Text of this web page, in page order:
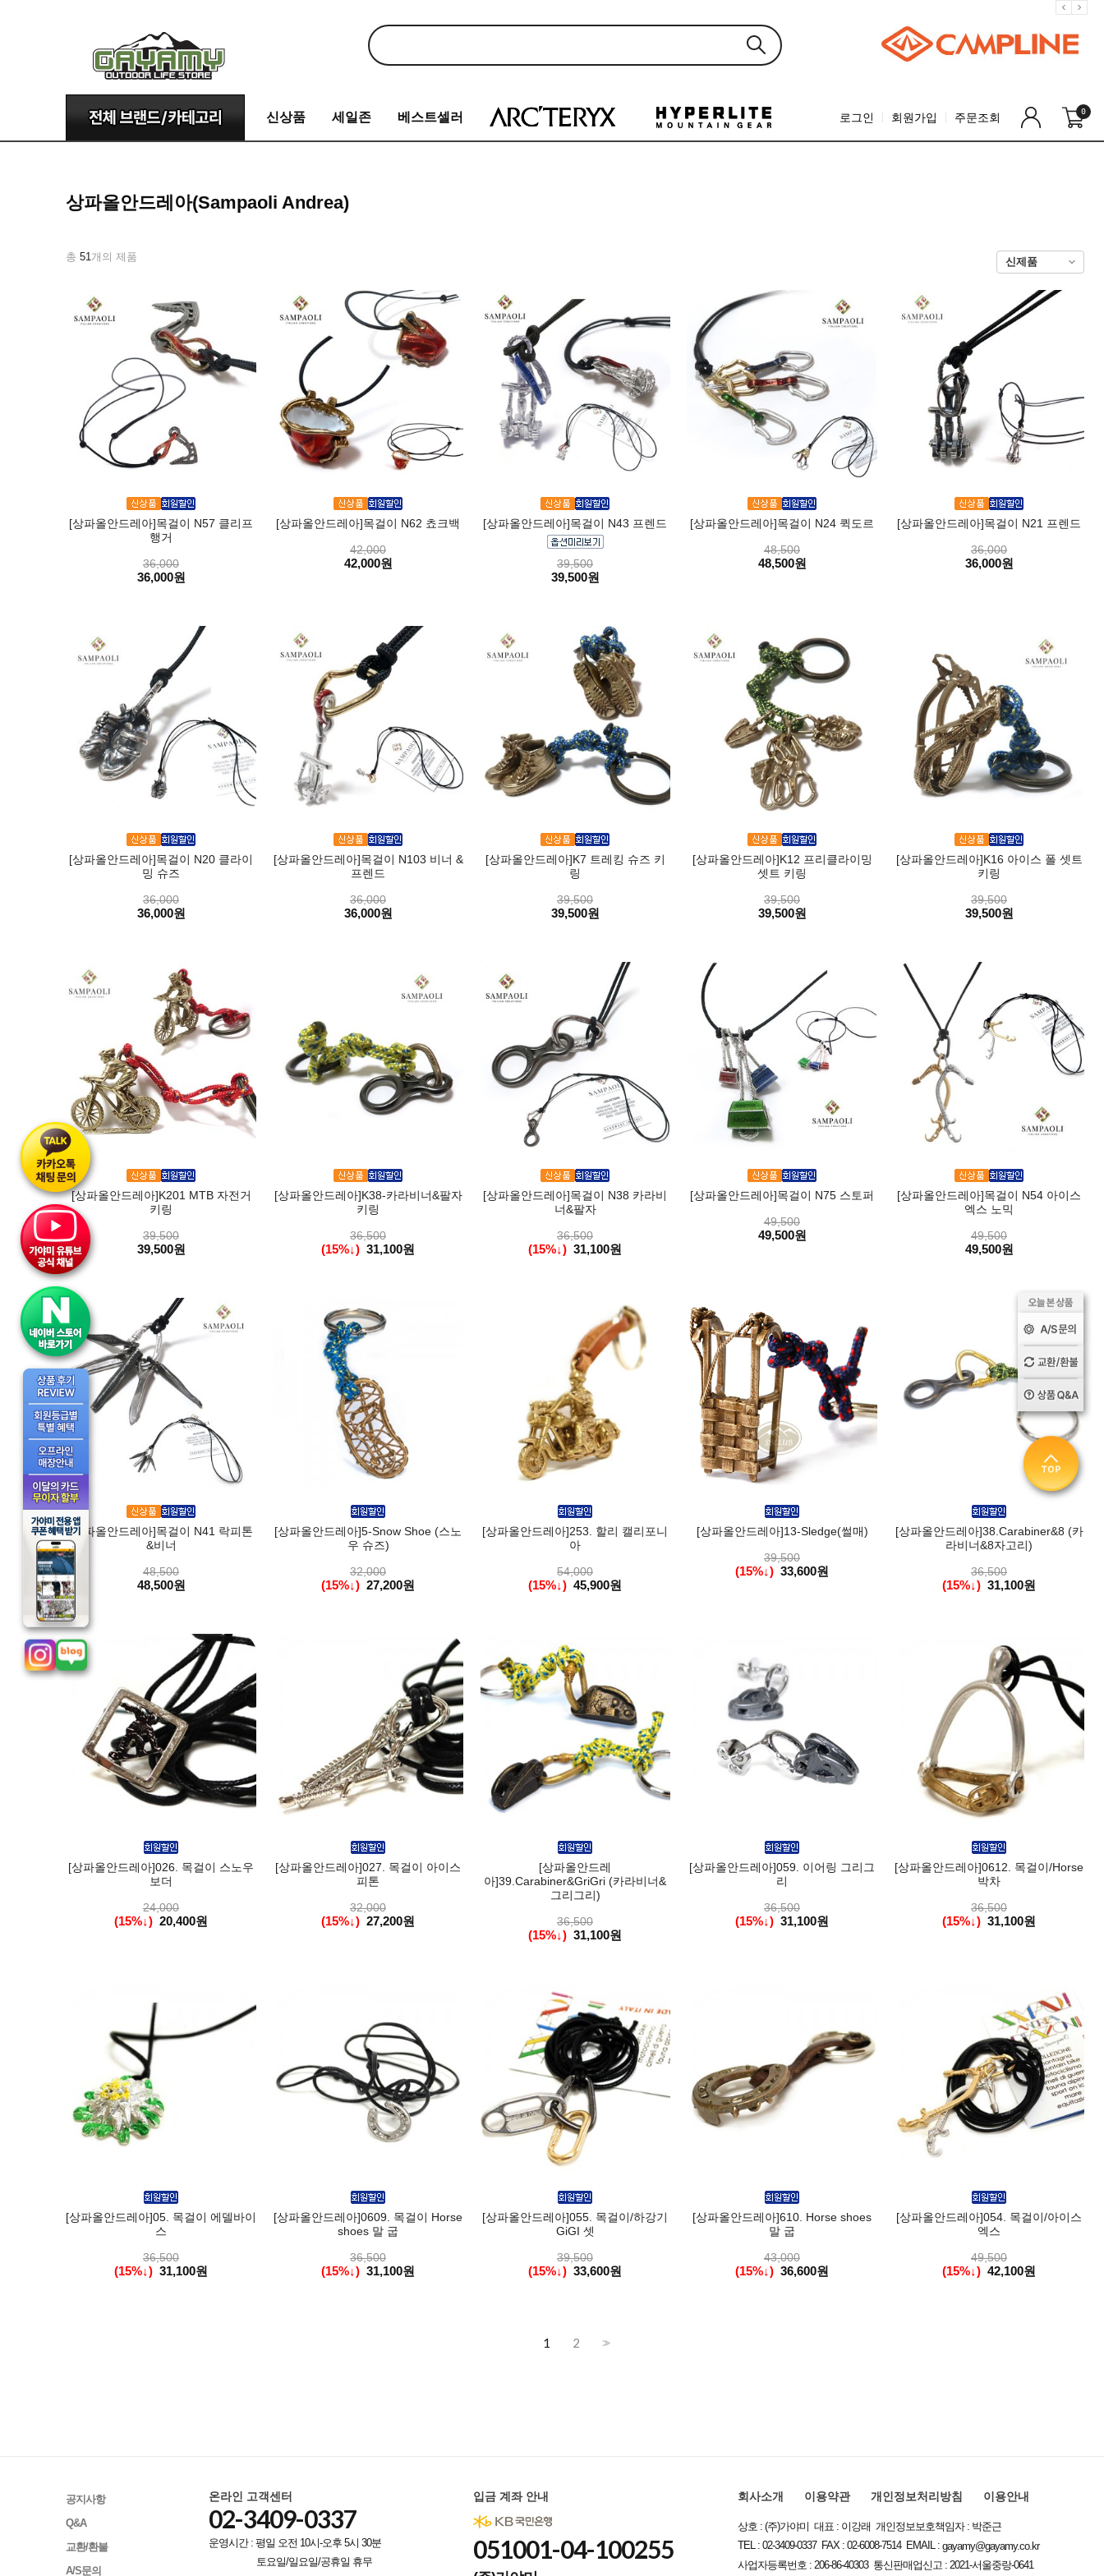
신상품 세일존 베스트셀러 로그인 회원가입 주문조회 0
상파올안드레아(Sampaoli Andrea)
총 51개의 제품
[상파올안드레아]목걸이 N57 클리프
행거
36,000
36,000원
[상파올안드레아]목걸이 N62 쵸크백
42,000
42,000원
[상파올안드레아]목걸이 N43 프렌드
39,500
39,500원
[상파올안드레아]목걸이 N24 퀵도르
48,500
48,500원
[상파올안드레아]목걸이 N21 프렌드
36,000
36,000원
[상파올안드레아]목걸이 N20 클라이
밍 슈즈
36,000
36,000원
[상파올안드레아]목걸이 N103 비너 &
프렌드
36,000
36,000원
[상파올안드레아]K7 트레킹 슈즈 키
링
39,500
39,500원
[상파올안드레아]K12 프리클라이밍
셋트 키링
39,500
39,500원
[상파올안드레아]K16 아이스 폴 셋트
키링
39,500
39,500원
[상파올안드레아]K201 MTB 자전거
키링
39,500
39,500원
[상파올안드레아]K38-카라비너&팔자
키링
36,500
(15%↓) 31,100원
[상파올안드레아]목걸이 N38 카라비
너&팔자
36,500
(15%↓) 31,100원
[상파올안드레아]목걸이 N75 스토퍼
49,500
49,500원
[상파올안드레아]목걸이 N54 아이스
엑스 노믹
49,500
49,500원
[상파올안드레아]목걸이 N41 락피톤
&비너
48,500
48,500원
[상파올안드레아]5-Snow Shoe (스노
우 슈즈)
32,000
(15%↓) 27,200원
[상파올안드레아]253. 할리 캘리포니
아
54,000
(15%↓) 45,900원
[상파올안드레아]13-Sledge(썰매)
39,500
(15%↓) 33,600원
[상파올안드레아]38.Carabiner&8 (카
라비너&8자고리)
36,500
(15%↓) 31,100원
[상파올안드레아]026. 목걸이 스노우
보더
24,000
(15%↓) 20,400원
[상파올안드레아]027. 목걸이 아이스
피톤
32,000
(15%↓) 27,200원
[상파올안드레
아]39.Carabiner&GriGri (카라비너&
그리그리)
36,500
(15%↓) 31,100원
[상파올안드레아]059. 이어링 그리그
리
36,500
(15%↓) 31,100원
[상파올안드레아]0612. 목걸이/Horse
박차
36,500
(15%↓) 31,100원
[상파올안드레아]05. 목걸이 에델바이
스
36,500
(15%↓) 31,100원
[상파올안드레아]0609. 목걸이 Horse
shoes 말 굽
36,500
(15%↓) 31,100원
[상파올안드레아]055. 목걸이/하강기
GiGI 셋
39,500
(15%↓) 33,600원
[상파올안드레아]610. Horse shoes
말 굽
43,000
(15%↓) 36,600원
[상파올안드레아]054. 목걸이/아이스
엑스
49,500
(15%↓) 42,100원
1 2 >>
공지사항
Q&A
교환/환불
A/S문의
온라인 고객센터
02-3409-0337
운영시간 : 평일 오전 10시-오후 5시 30분
토요일/일요일/공휴일 휴무
입금 계좌 안내
051001-04-100255
회사소개 이용약관 개인정보처리방침 이용안내
상호 : (주)가야미 대표 : 이강래 개인정보보호책임자 : 박준근
TEL : 02-3409-0337 FAX : 02-6008-7514 EMAIL :gayamy@gayamy.co.kr
사업자등록번호 : 206-86-40303 통신판매업신고 : 2021-서울중랑-0641